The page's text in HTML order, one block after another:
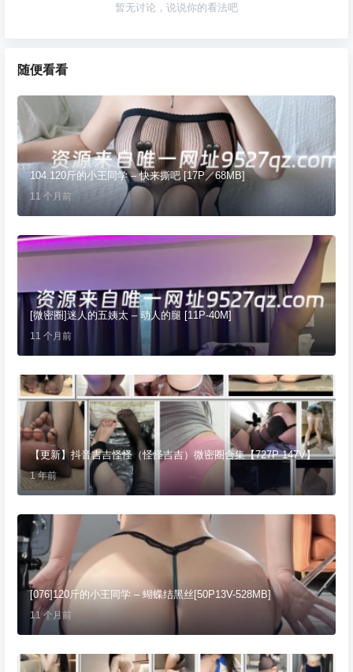
暂无讨论，说说你的看法吧
随便看看
104.120斤的小王同学 – 快来撕吧 [17P／68MB]
11 个月前
[微密圈]迷人的五姨太 – 动人的腿 [11P-40M]
11 个月前
【更新】抖音吉吉怪怪（怪怪吉吉）微密圈合集【727P 147V】
1 年前
[076]120斤的小王同学 – 蝴蝶结黑丝[50P13V-528MB]
11 个月前